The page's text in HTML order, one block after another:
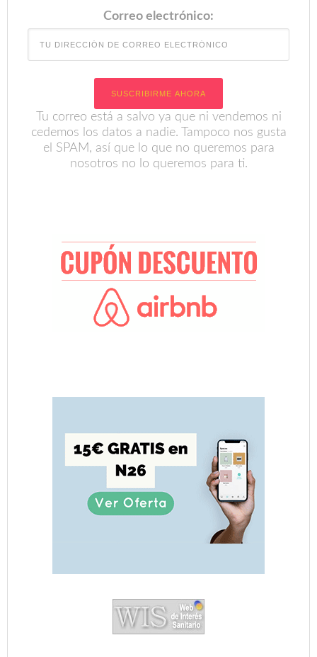
Correo electrónico:
Tu correo está a salvo ya que ni vendemos ni
cedemos los datos a nadie. Tampoco nos gusta
el SPAM, así que lo que no queremos para
nosotros no lo queremos para ti.